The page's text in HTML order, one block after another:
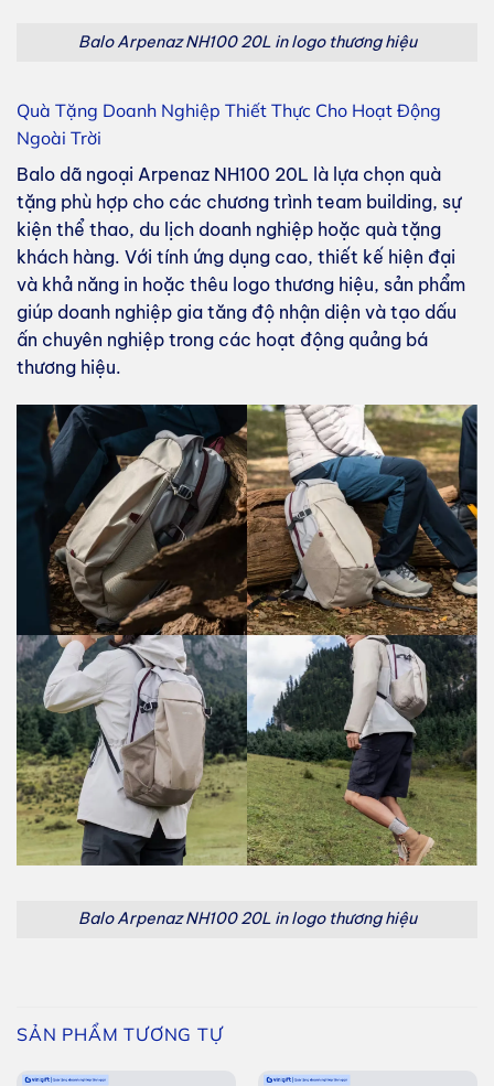
Balo Arpenaz NH100 20L in logo thương hiệu
Quà Tặng Doanh Nghiệp Thiết Thực Cho Hoạt Động
Ngoài Trời
Balo dã ngoại Arpenaz NH100 20L là lựa chọn quà
tặng phù hợp cho các chương trình team building, sự
kiện thể thao, du lịch doanh nghiệp hoặc quà tặng
khách hàng. Với tính ứng dụng cao, thiết kế hiện đại
và khả năng in hoặc thêu logo thương hiệu, sản phẩm
giúp doanh nghiệp gia tăng độ nhận diện và tạo dấu
ấn chuyên nghiệp trong các hoạt động quảng bá
thương hiệu.
Balo Arpenaz NH100 20L in logo thương hiệu
SẢN PHẨM TƯƠNG TỰ